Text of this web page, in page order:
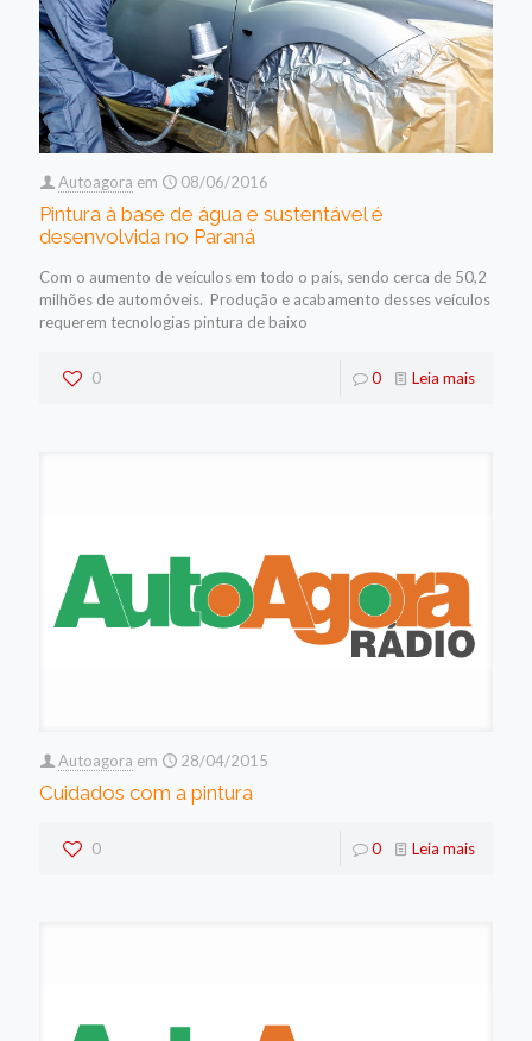
Autoagora em 08/06/2016
Pintura à base de água e sustentável é
desenvolvida no Paraná
Com o aumento de veículos em todo o país, sendo cerca de 50,2
milhões de automóveis. Produção e acabamento desses veículos
requerem tecnologias pintura de baixo
0 0 Leia mais
Autoagora em 28/04/2015
Cuidados com a pintura
0 0 Leia mais